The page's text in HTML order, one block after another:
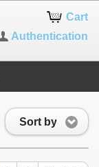
Cart
Authentication
Sort by